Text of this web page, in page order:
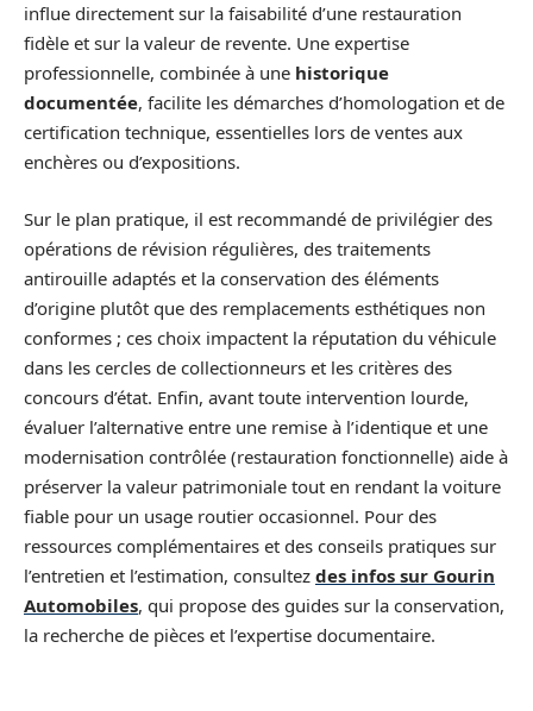
influe directement sur la faisabilité d’une restauration
fidèle et sur la valeur de revente. Une expertise
professionnelle, combinée à une historique
documentée, facilite les démarches d’homologation et de
certification technique, essentielles lors de ventes aux
enchères ou d’expositions.
Sur le plan pratique, il est recommandé de privilégier des
opérations de révision régulières, des traitements
antirouille adaptés et la conservation des éléments
d’origine plutôt que des remplacements esthétiques non
conformes ; ces choix impactent la réputation du véhicule
dans les cercles de collectionneurs et les critères des
concours d’état. Enfin, avant toute intervention lourde,
évaluer l’alternative entre une remise à l’identique et une
modernisation contrôlée (restauration fonctionnelle) aide à
préserver la valeur patrimoniale tout en rendant la voiture
fiable pour un usage routier occasionnel. Pour des
ressources complémentaires et des conseils pratiques sur
l’entretien et l’estimation, consultez des infos sur Gourin
Automobiles, qui propose des guides sur la conservation,
la recherche de pièces et l’expertise documentaire.